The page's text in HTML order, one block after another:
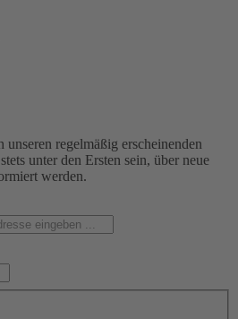
regelmäßig erscheinenden
unter den Ersten sein, über neue
werden.